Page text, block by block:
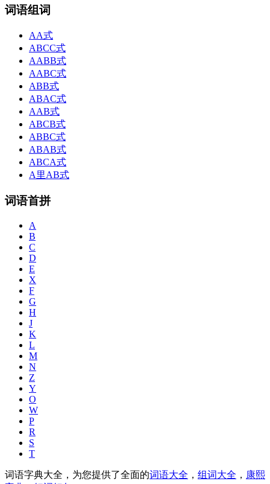
词语组词
AA式
ABCC式
AABB式
AABC式
ABB式
ABAC式
AAB式
ABCB式
ABBC式
ABAB式
ABCA式
A里AB式
词语首拼
A
B
C
D
E
X
F
G
H
J
K
L
M
N
Z
Y
O
W
P
R
S
T
词语字典大全，为您提供了全面的词语大全 ， 组词大全 ， 康熙